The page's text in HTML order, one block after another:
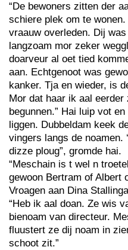
“De bewoners zitten der
schiere plek om te
vraauw overleden. Dij
langzoam mor zeker
doarveur al oet tied
aan. Echtgenoot was
kanker. Tja en wieder, is
Mor dat haar ik aal
begunnen.” Hai luip vot
liggen. Dubbeldam keek
vingers langs de noamen.
dizze ploug”, gromde hai.
“Meschain is t wel n
gewoon Bertram of Albert
Vroagen aan Dina
“Heb ik aal doan. Ze wis
bienoam van directeur.
fluustert ze dij noam in
schoot zit.”